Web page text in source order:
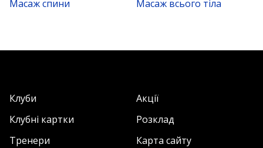
Масаж спини
Масаж всього тіла
Клуби
Акції
Клубні картки
Розклад
Тренери
Карта сайту